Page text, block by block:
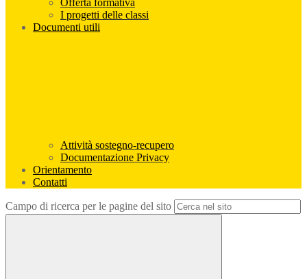
Offerta formativa
I progetti delle classi
Documenti utili
Attività sostegno-recupero
Documentazione Privacy
Orientamento
Contatti
Campo di ricerca per le pagine del sito